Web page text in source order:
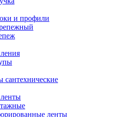
и профили
сантехнические
ленты